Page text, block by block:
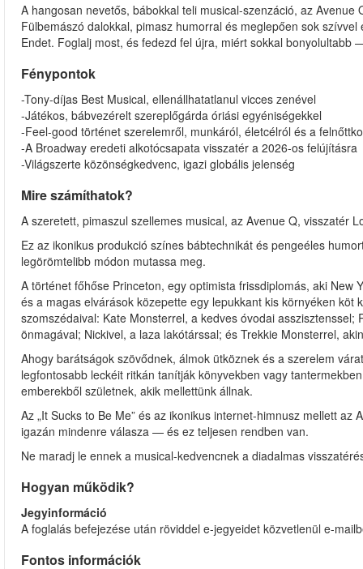
A hangosan nevetős, bábokkal teli musical-szenzáció, az Avenue
Fülbemászó dalokkal, pimasz humorral és meglepően sok
Endet. Foglalj most, és fedezd fel újra, miért sokkal
Fénypontok
-Tony-díjas Best Musical, ellenállhatatlanul vicces zenével
-Játékos, bábvezérelt szereplőgárda óriási egyéniségekkel
-Feel-good történet szerelemről, munkáról, életcélról és a
-A Broadway eredeti alkotócsapata visszatér a 2026-os felújításra
-Világszerte közönségkedvenc, igazi globális jelenség
Mire számíthatok?
A szeretett, pimaszul szellemes musical, az Avenue Q,
Ez az ikonikus produkció színes bábtechnikát és pengeéles
legörömtelibb módon mutassa meg.
A történet főhőse Princeton, egy optimista frissdiplomás, aki
és a magas elvárások közepette egy lepukkant kis környéken
szomszédaival: Kate Monsterrel, a kedves óvodai
önmagával; Nickivel, a laza lakótárssal; és Trekkie Monsterrel,
Ahogy barátságok szövődnek, álmok ütköznek és a szerelem
legfontosabb leckéit ritkán tanítják könyvekben vagy
emberekből születnek, akik mellettünk állnak.
Az „It Sucks to Be Me” és az ikonikus internet-himnusz mellett
igazán mindenre válasza — és ez teljesen rendben van.
Ne maradj le ennek a musical-kedvencnek a diadalmas
Hogyan működik?
Jegyinformáció
A foglalás befejezése után röviddel e-jegyeidet közvetlenül e-
Fontos információk